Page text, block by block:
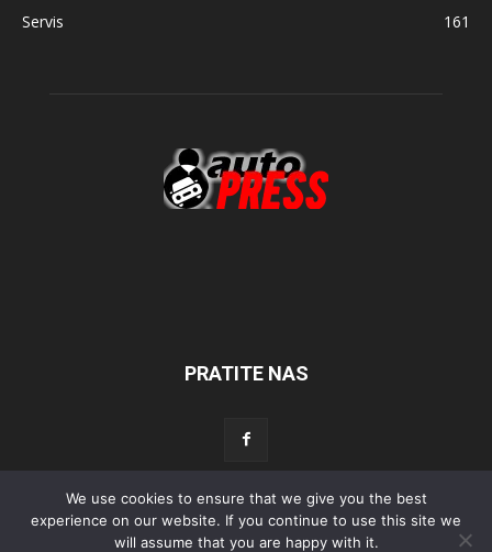
Servis
161
PRATITE NAS
Početna Aktualno Test Tehnika Servis Tuning
Sport
Lifestyle
Povijest
We use cookies to ensure that we give you the best
experience on our website. If you continue to use this site we
will assume that you are happy with it.